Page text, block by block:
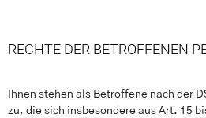
RECHTE DER BETROFFENEN
Ihnen stehen als Betroffene nach der
zu, die sich insbesondere aus Art. 15